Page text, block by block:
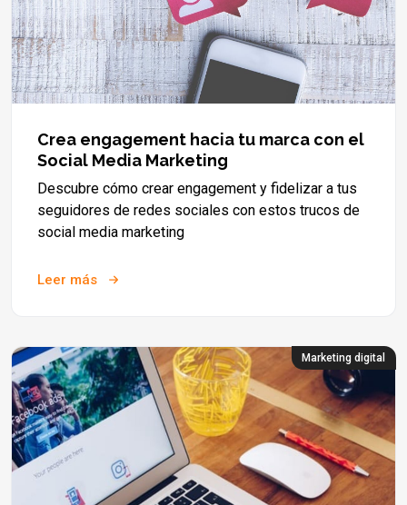
Crea engagement hacia tu marca con el
Social Media Marketing
Descubre cómo crear engagement y fidelizar a tus
seguidores de redes sociales con estos trucos de
social media marketing
Leer más
Marketing digital